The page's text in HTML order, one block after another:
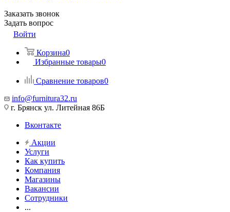
Заказать звонок
Задать вопрос
Войти
Корзина0
Избранные товары0
Сравнение товаров0
info@furnitura32.ru
г. Брянск ул. Литейная 86Б
Вконтакте
Акции
Услуги
Как купить
Компания
Магазины
Вакансии
Сотрудники
...